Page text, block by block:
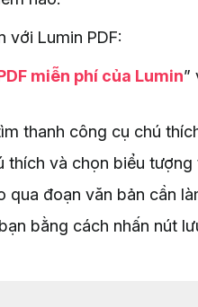
với Lumin PDF:
miễn phí của Lumin”
thanh công cụ chú
thích và chọn biểu
qua đoạn văn bản cần
bằng cách nhấn nút